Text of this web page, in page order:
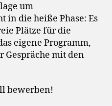
frei
um
in die heiße Phase: Es
Plätze für die
eigene Programm,
Gespräche mit den
bewerben!